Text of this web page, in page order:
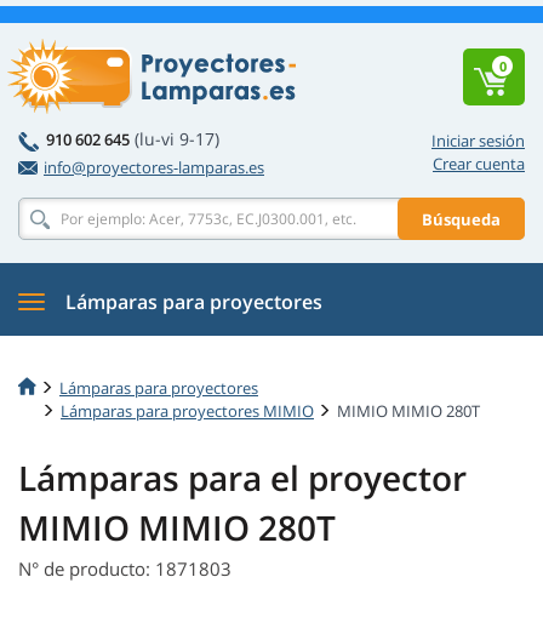
Iniciar sesión
Crear cuenta
910 602 645 (lu-vi 9-17)
info@proyectores-lamparas.es
Búsqueda
0
Lámparas para proyectores
Lámparas para proyectores
Lámparas para proyectores MIMIO
MIMIO MIMIO 280T
Lámparas para el proyector
MIMIO MIMIO 280T
N° de producto: 1871803